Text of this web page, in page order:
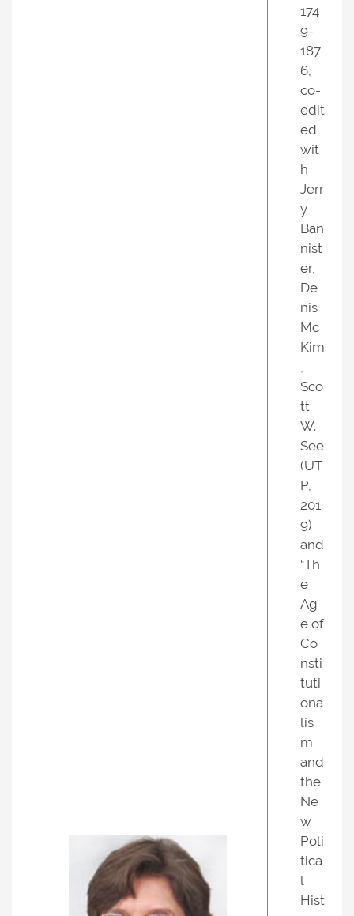
174
9-
187
6,
co-
edit
ed
wit
h
Jerr
y
Ban
nist
er,
De
nis
Mc
Kim
,
Sco
tt
W.
See
(UT
P,
201
9)
and
“Th
e
Ag
e of
Co
nsti
tuti
ona
lis
m
and
the
Ne
w
Poli
tica
l
Hist